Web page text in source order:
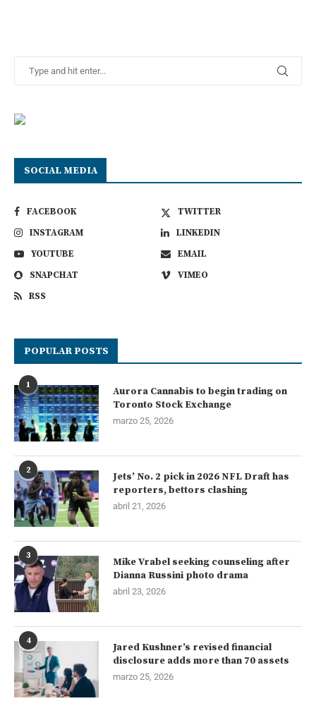
SOCIAL MEDIA
FACEBOOK
TWITTER
INSTAGRAM
LINKEDIN
YOUTUBE
EMAIL
SNAPCHAT
VIMEO
RSS
POPULAR POSTS
1
Aurora Cannabis to begin trading on
Toronto Stock Exchange
marzo 25, 2026
2
Jets’ No. 2 pick in 2026 NFL Draft has
reporters, bettors clashing
abril 21, 2026
3
Mike Vrabel seeking counseling after
Dianna Russini photo drama
abril 23, 2026
4
Jared Kushner’s revised financial
disclosure adds more than 70 assets
marzo 25, 2026